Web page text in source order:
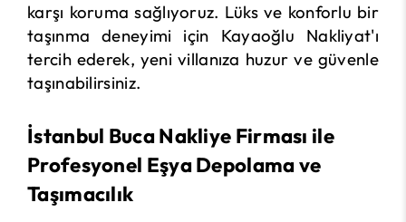
karşı koruma sağlıyoruz. Lüks ve konforlu bir
taşınma deneyimi için Kayaoğlu Nakliyat'ı
tercih ederek, yeni villanıza huzur ve güvenle
taşınabilirsiniz.
İstanbul Buca Nakliye Firması ile
Profesyonel Eşya Depolama ve
Taşımacılık